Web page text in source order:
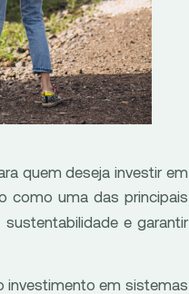
quem deseja investir em
como uma das principais
sustentabilidade e garantir
investimento em sistemas